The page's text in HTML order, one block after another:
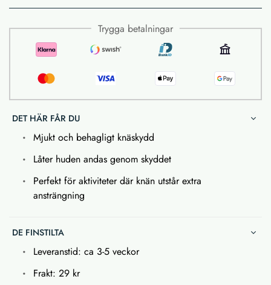
Trygga betalningar
DET HÄR FÅR DU
Mjukt och behagligt knäskydd
Låter huden andas genom skyddet
Perfekt för aktiviteter där knän utstår extra
ansträngning
DE FINSTILTA
Leveranstid: ca 3-5 veckor
Frakt: 29 kr